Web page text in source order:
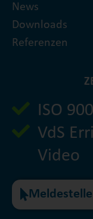
News
Downloads
Referenzen
ISO
VdS
Video
Meldestelle